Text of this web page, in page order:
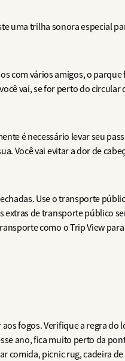
uma trilha sonora especial
com vários amigos, o
vai, se for perto do circular
é necessário levar seu
Você vai evitar a dor de
Use o transporte
de transporte público
como o Trip View
fogos. Verifique a regra do
ano, fica muito perto da
comida, picnic rug, cadeira